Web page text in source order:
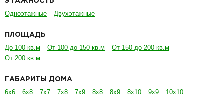
Одноэтажные Двухэтажные
ПЛОЩАДЬ
До 100 кв.м От 100 до 150 кв.м
От 150 до 200 кв.м
От 200 кв.м
ГАБАРИТЫ ДОМА
6х6 6х8 7х7 7х8 7х9 8х8 8х9 8х10 9х9
10х10